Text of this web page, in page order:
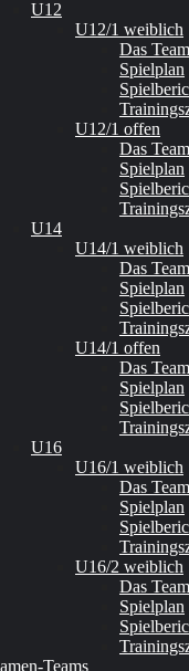
U12
U12/1 weiblich
Das Team
Spielplan
U12/1 offen
Das Team
Spielplan
U14
U14/1 weiblich
Das Team
Spielplan
U14/1 offen
Das Team
Spielplan
U16
U16/1 weiblich
Das Team
Spielplan
U16/2 weiblich
Das Team
Spielplan
Teams